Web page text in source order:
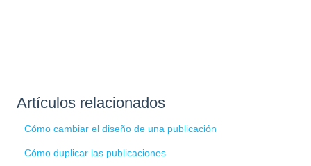
Artículos relacionados
Cómo cambiar el diseño de una publicación
Cómo duplicar las publicaciones